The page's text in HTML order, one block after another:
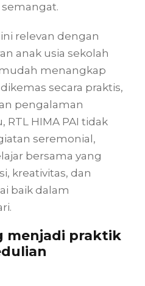
relevan dengan
anak usia sekolah
menangkap
secara praktis,
pengalaman
RTL HIMA PAI tidak
seremonial,
bersama yang
kreativitas, dan
baik dalam
menjadi praktik